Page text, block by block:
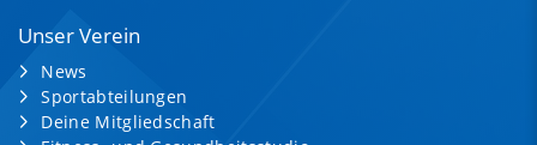
Unser Verein
News
Sportabteilungen
Deine Mitgliedschaft